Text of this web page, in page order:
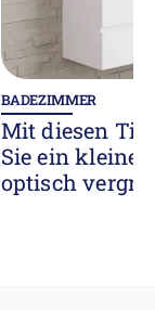
BADEZIMMER
Mit diesen
Sie ein kleines
optisch